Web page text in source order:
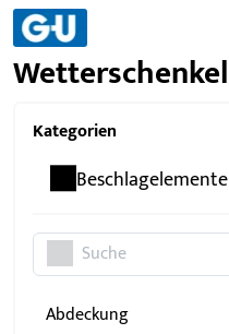
Wetterschenkel
Kategorien
Beschlagelemente
Abdeckung